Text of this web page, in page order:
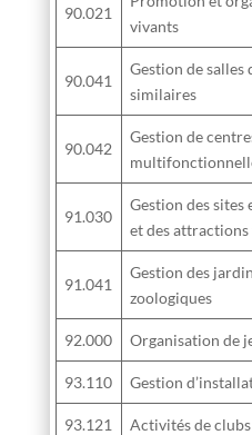
90.021
vivants
90.041
Gestion de salles
similaires
90.042
Gestion de
91.030
Gestion des
et des
91.041
Gestion des
zoologiques
92.000 Organisation de
93.110 Gestion
93.121 Activités de